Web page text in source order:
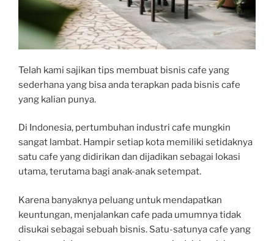
Telah kami sajikan tips membuat bisnis cafe yang
sederhana yang bisa anda terapkan pada bisnis cafe
yang kalian punya.
Di Indonesia, pertumbuhan industri cafe mungkin
sangat lambat. Hampir setiap kota memiliki setidaknya
satu cafe yang didirikan dan dijadikan sebagai lokasi
utama, terutama bagi anak-anak setempat.
Karena banyaknya peluang untuk mendapatkan
keuntungan, menjalankan cafe pada umumnya tidak
disukai sebagai sebuah bisnis. Satu-satunya cafe yang